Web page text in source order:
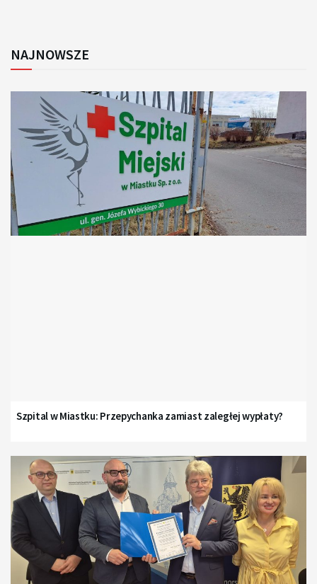
NAJNOWSZE
Szpital w Miastku: Przepychanka zamiast zaległej wypłaty?